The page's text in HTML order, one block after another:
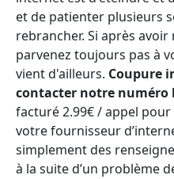
et de patienter plusieurs
rebrancher. Si après
parvenez toujours pas à
vient d'ailleurs. Coupure
contacter notre numéro
facturé 2.99€ / appel
votre fournisseur
simplement des
à la suite d’un problème